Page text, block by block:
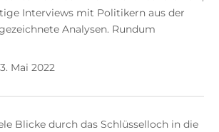
Interviews mit Politikern aus der
Analysen. Rundum
Mai 2022
Blicke durch das Schlüsselloch in die